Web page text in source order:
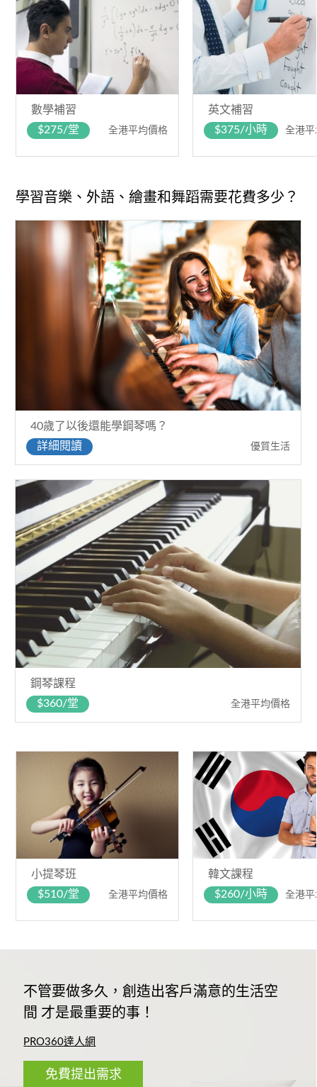
數學補習
$275/堂
全港平均價格
英文補習
$375/小時
全港
學習音樂、外語、繪畫和舞蹈需要花費多少？
40歲了以後還能學鋼琴嗎？
詳細閱讀
優質生活
鋼琴課程
$360/堂
全港平均價格
小提琴班
$510/堂
全港平均價格
韓文課程
$260/小時
全港
不管要做多久，創造出客戶滿意的生活空
間 才是最重要的事！
PRO360達人網
免費提出需求